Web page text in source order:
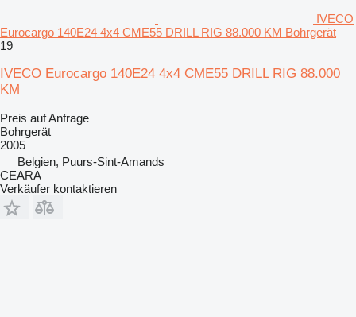
IVECO
Eurocargo 140E24 4x4 CME55 DRILL RIG 88.000 KM Bohrgerät
19
IVECO Eurocargo 140E24 4x4 CME55 DRILL RIG 88.000
KM
Preis auf Anfrage
Bohrgerät
2005
Belgien, Puurs-Sint-Amands
CEARA
Verkäufer kontaktieren